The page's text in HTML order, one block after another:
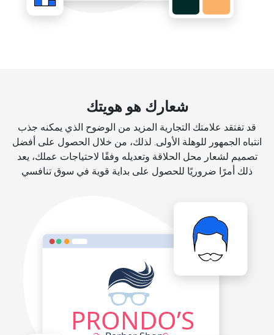
شعارك هو هويتك
قد تفتقد علامتك التجارية المزيد من الوضوح الذي يمكنه جذب
انتباه الجمهور للوهلة الأولى. لذلك، من خلال الحصول على أفضل
تصميم لشعار محل الحلاقة وتعديله وفقًا لاحتياجات عملك، يعد
ذلك أمرًا ضروريًا للحصول على بداية قوية في سوق تنافسي